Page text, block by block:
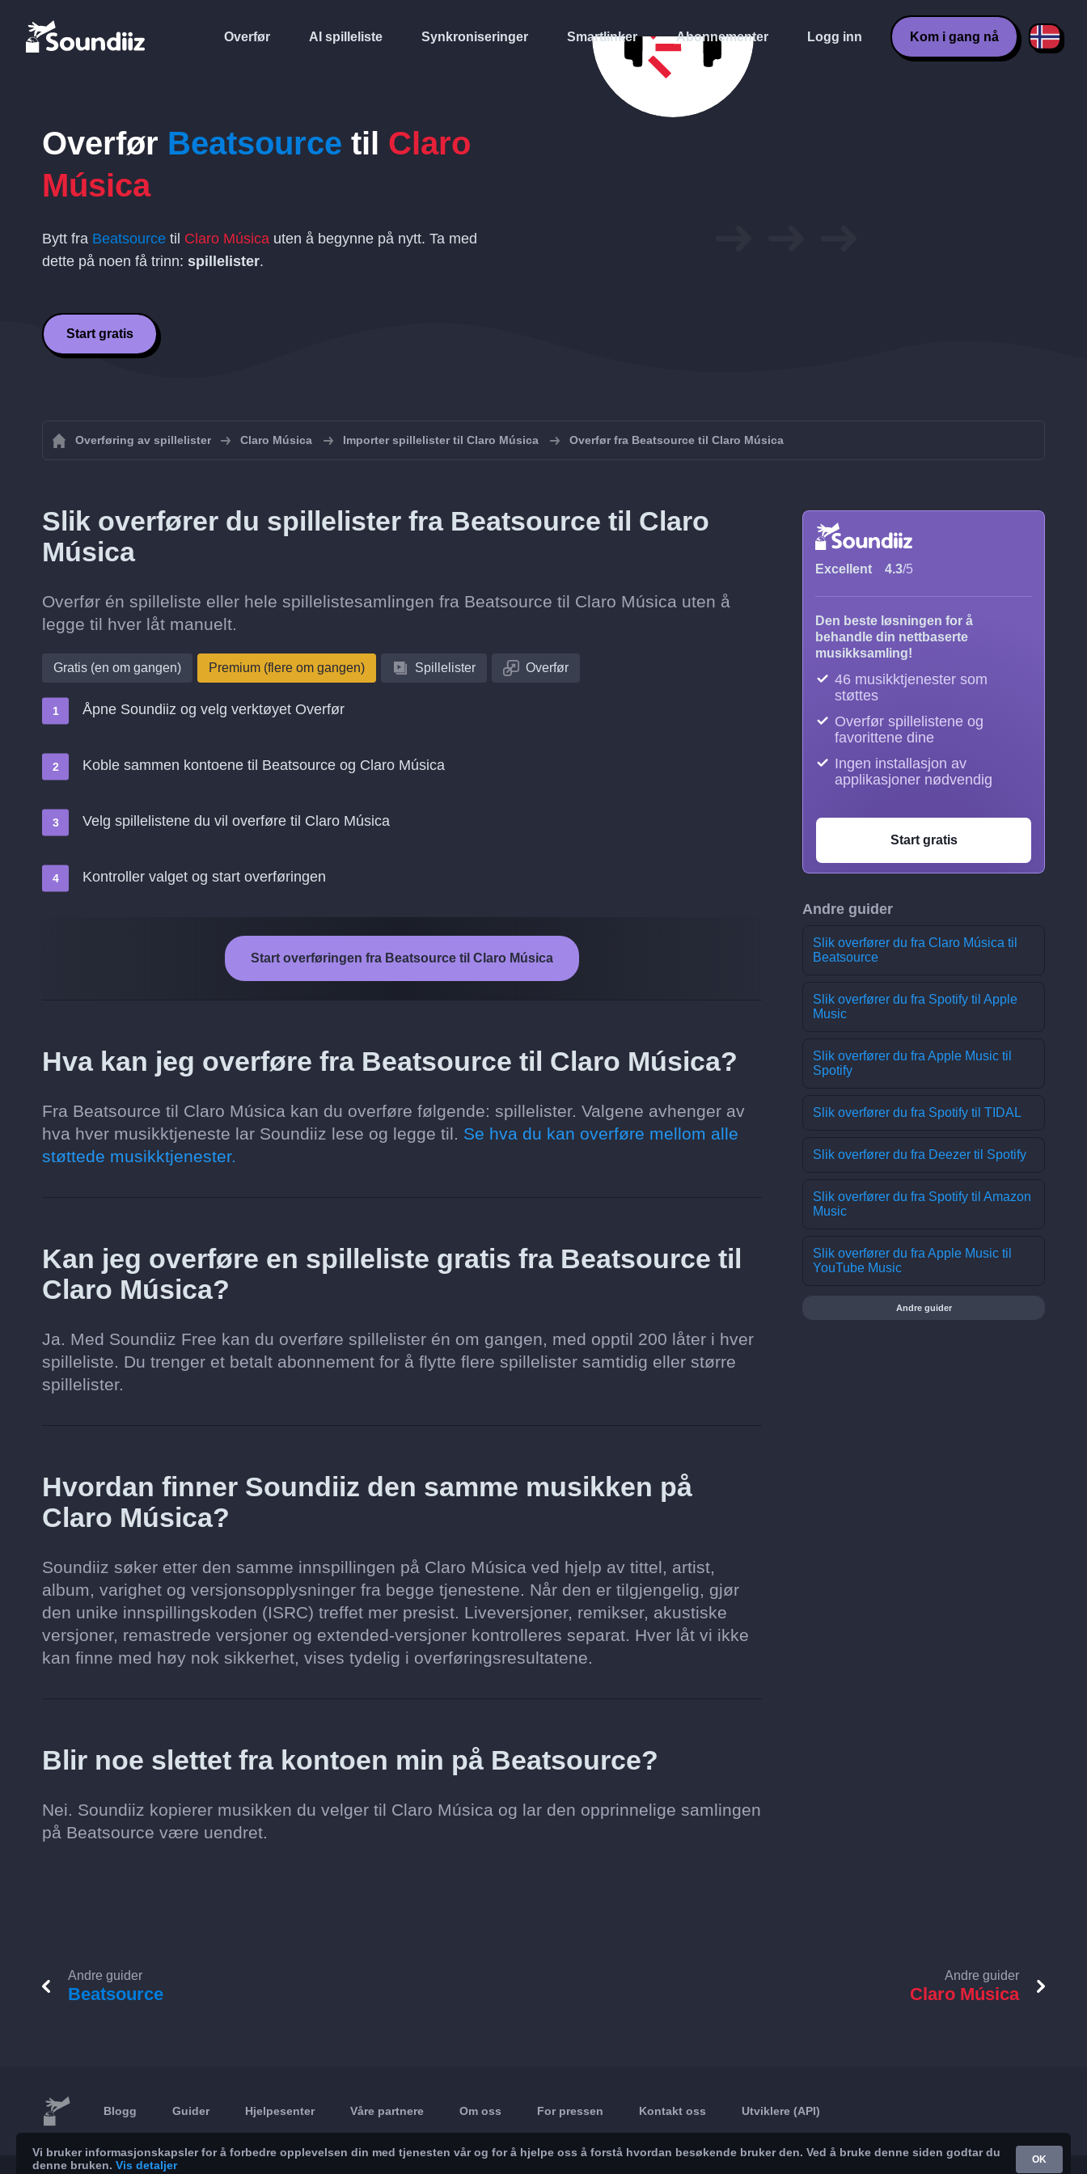
Overfør AI spilleliste Synkroniseringer Smartlinker Abonnementer Logg inn Kom i gang nå
Overfør Beatsource til Claro
Música
Bytt fra Beatsource til Claro Música uten å begynne på nytt. Ta med
dette på noen få trinn: spillelister.
Start gratis
Overføring av spillelister Claro Música Importer spillelister til Claro Música Overfør fra Beatsource til Claro Música
Slik overfører du spillelister fra Beatsource til Claro
Música
Overfør én spilleliste eller hele spillelistesamlingen fra Beatsource til Claro Música uten å
legge til hver låt manuelt.
Gratis (en om gangen) Premium (flere om gangen) Spillelister Overfør
Åpne Soundiiz og velg verktøyet Overfør
Koble sammen kontoene til Beatsource og Claro Música
Velg spillelistene du vil overføre til Claro Música
Kontroller valget og start overføringen
Start overføringen fra Beatsource til Claro Música
Hva kan jeg overføre fra Beatsource til Claro Música?
Fra Beatsource til Claro Música kan du overføre følgende: spillelister. Valgene avhenger av
hva hver musikktjeneste lar Soundiiz lese og legge til. Se hva du kan overføre mellom alle
støttede musikktjenester.
Kan jeg overføre en spilleliste gratis fra Beatsource til
Claro Música?
Ja. Med Soundiiz Free kan du overføre spillelister én om gangen, med opptil 200 låter i hver
spilleliste. Du trenger et betalt abonnement for å flytte flere spillelister samtidig eller større
spillelister.
Hvordan finner Soundiiz den samme musikken på
Claro Música?
Soundiiz søker etter den samme innspillingen på Claro Música ved hjelp av tittel, artist,
album, varighet og versjonsopplysninger fra begge tjenestene. Når den er tilgjengelig, gjør
den unike innspillingskoden (ISRC) treffet mer presist. Liveversjoner, remikser, akustiske
versjoner, remastrede versjoner og extended-versjoner kontrolleres separat. Hver låt vi ikke
kan finne med høy nok sikkerhet, vises tydelig i overføringsresultatene.
Blir noe slettet fra kontoen min på Beatsource?
Nei. Soundiiz kopierer musikken du velger til Claro Música og lar den opprinnelige samlingen
på Beatsource være uendret.
Excellent 4.3/5
Den beste løsningen for å
behandle din nettbaserte
musikksamling!
46 musikktjenester som
støttes
Overfør spillelistene og
favorittene dine
Ingen installasjon av
applikasjoner nødvendig
Start gratis
Andre guider
Slik overfører du fra Claro Música til
Beatsource
Slik overfører du fra Spotify til Apple
Music
Slik overfører du fra Apple Music til
Spotify
Slik overfører du fra Spotify til TIDAL
Slik overfører du fra Deezer til Spotify
Slik overfører du fra Spotify til Amazon
Music
Slik overfører du fra Apple Music til
YouTube Music
Andre guider
Andre guider
Beatsource
Andre guider
Claro Música
Blogg Guider Hjelpesenter Våre partnere Om oss For pressen Kontakt oss Utviklere (API)
Vi bruker informasjonskapsler for å forbedre opplevelsen din med tjenesten vår og for å hjelpe oss å forstå hvordan besøkende bruker den. Ved å bruke denne siden godtar du
denne bruken. Vis detaljer OK